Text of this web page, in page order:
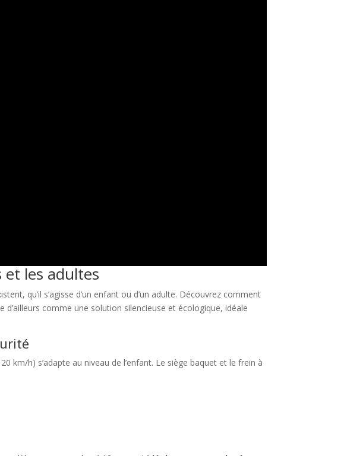
les adultes
qu’il s’agisse d’un enfant ou d’un adulte. Découvrez comment
comme une solution silencieuse et écologique, idéale
km/h) s’adapte au niveau de l’enfant. Le siège baquet et le frein à